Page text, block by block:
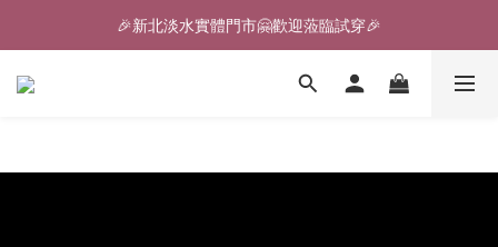
🎉新北淡水實體門市🤗歡迎蒞臨試穿🎉
🎉新北淡水實體門市🤗歡迎蒞臨試穿🎉
登入會員、即享限定優惠回饋✨